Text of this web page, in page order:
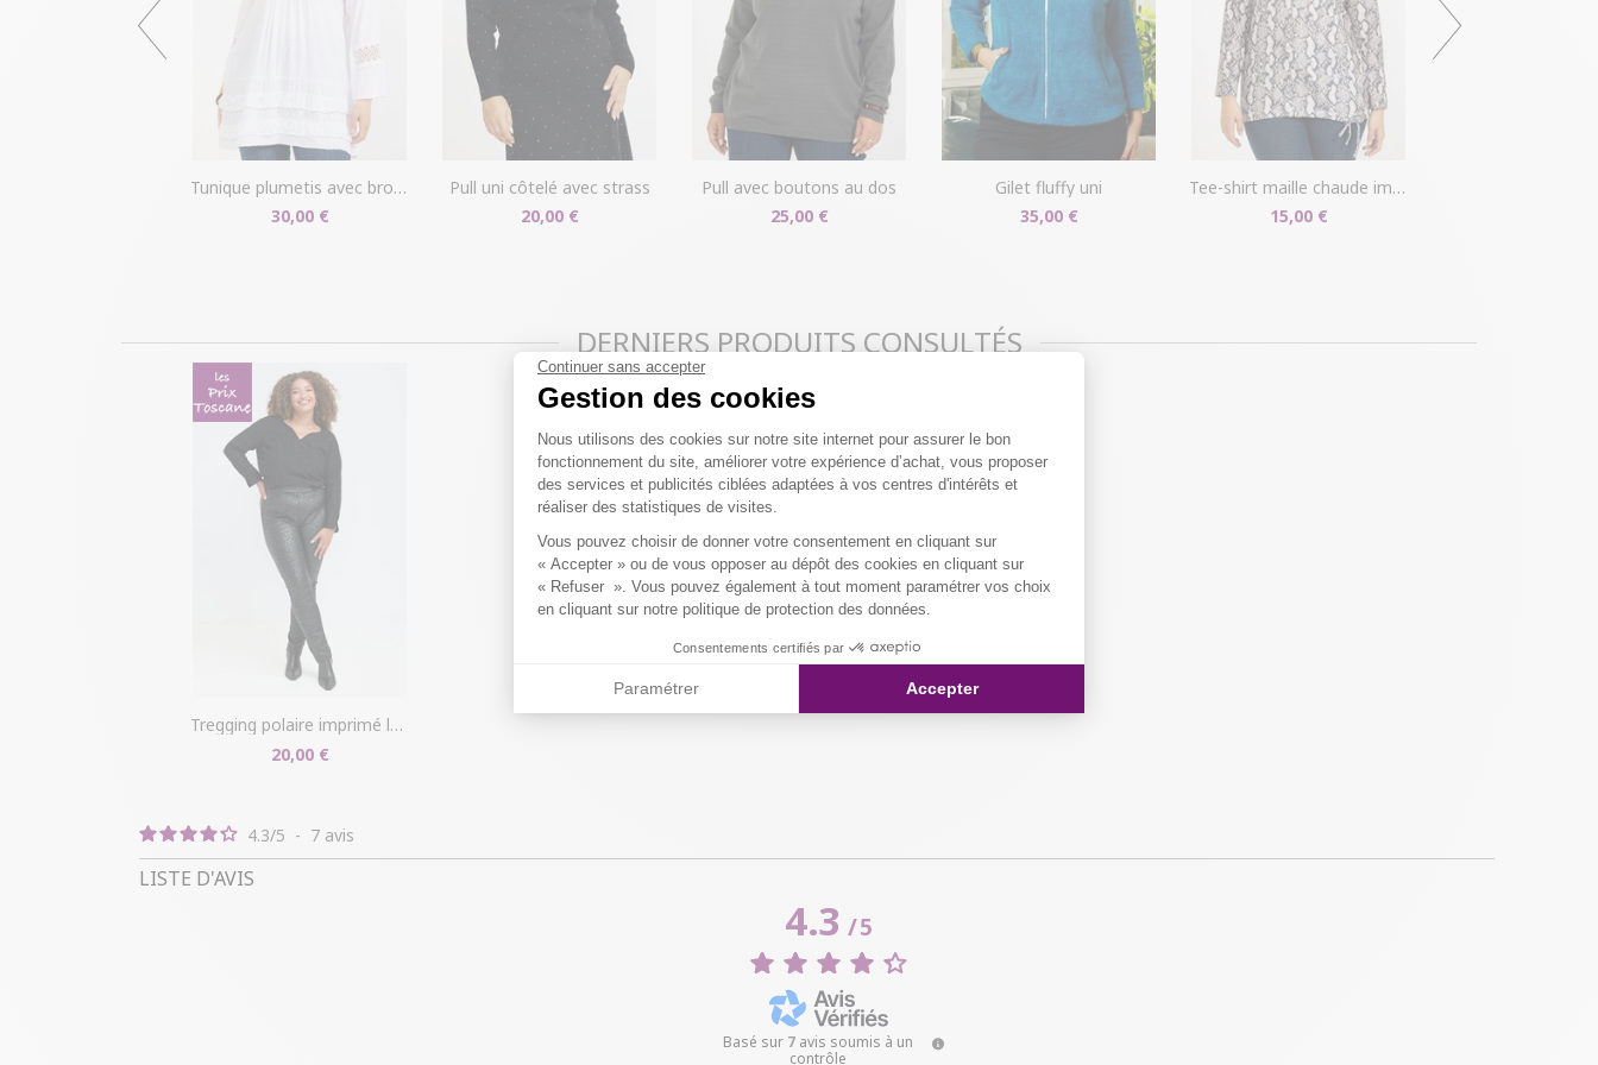
Continuer sans accepter
Gestion des cookies
Plateforme de Gestion du Consentement : Personnalisez vos Options
Nous utilisons des cookies sur notre site internet pour assurer le bon
fonctionnement du site, améliorer votre expérience d’achat, vous proposer
des services et publicités ciblées adaptées à vos centres d'intérêts et
réaliser des statistiques de visites.
Vous pouvez choisir de donner votre consentement en cliquant sur
« Accepter » ou de vous opposer au dépôt des cookies en cliquant sur
« Refuser ». Vous pouvez également à tout moment paramétrer vos choix
en cliquant sur notre politique de protection des données.
Consentements certifiés par
Paramétrer Accepter
tunique plumetis avec broderies
30,00 €
pull uni côtelé avec strass
20,00 €
pull avec boutons au dos
25,00 €
gilet fluffy uni
35,00 €
tee-shirt maille chaude imprimé python
15,00 €
DERNIERS PRODUITS CONSULTÉS
tregging polaire imprimé léopard
20,00 €
4.3/5 - 7 avis
LISTE D'AVIS
4.3/5
Basé sur 7 avis soumis à un
contrôle